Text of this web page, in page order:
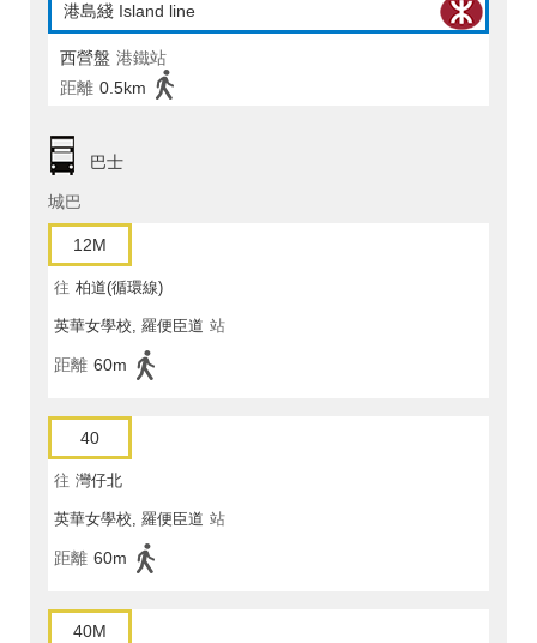
港島綫 Island line
西營盤 港鐵站
距離 0.5km
巴士
城巴
12M
往 柏道(循環線)
英華女學校, 羅便臣道 站
距離 60m
40
往 灣仔北
英華女學校, 羅便臣道 站
距離 60m
40M